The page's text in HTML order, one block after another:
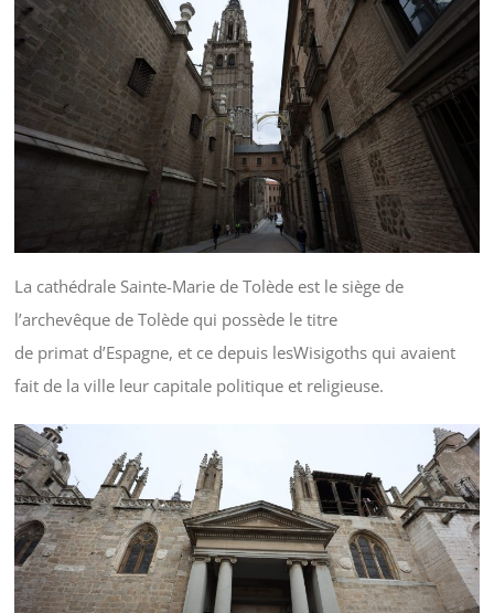
La cathédrale Sainte-Marie de Tolède est le siège de
l’archevêque de Tolède qui possède le titre
de primat d’Espagne, et ce depuis lesWisigoths qui avaient
fait de la ville leur capitale politique et religieuse.